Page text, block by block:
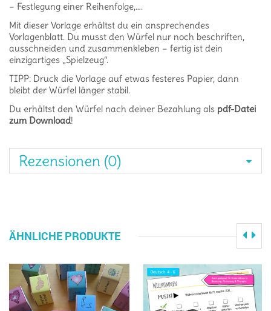
– Festlegung einer Reihenfolge,….
Mit dieser Vorlage erhältst du ein ansprechendes
Vorlagenblatt. Du musst den Würfel nur noch beschriften,
ausschneiden und zusammenkleben – fertig ist dein
einzigartiges „Spielzeug“.
TIPP: Druck die Vorlage auf etwas festeres Papier, dann
bleibt der Würfel länger stabil.
Du erhältst den Würfel nach deiner Bezahlung als pdf-Datei
zum Download!
Rezensionen (0)
ÄHNLICHE PRODUKTE